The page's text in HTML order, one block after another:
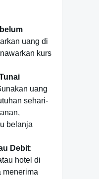
uang di
kurs
uang
sehari-
belanja
Debit:
hotel di
menerima